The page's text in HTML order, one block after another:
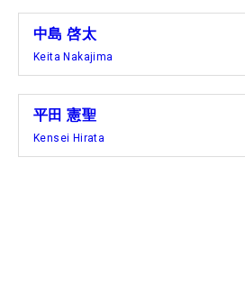
【アプローチコンテストの結果】
1位：長野泰雅 2m09cm
3位：平田憲聖 3m
4位：出水田大二郎 3m02cm
5位：香妻陣一朗 3m31cm
中島 啓太
Keita Nakajima
平田 憲聖
Kensei Hirata